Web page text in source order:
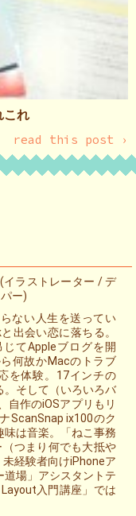
これ
read this post ›
ラストレーター / デ
ー)
ない人生を送ってい
出会い恋に落ちる。
てAppleブログを開
何故かMacのトラブ
を体験。17インチの
。そして（いろいろバ
自作のiOSアプリもリ
ScanSnap ix100のク
味は音楽。「ねこ事務
つまり何でも大抵や
経験者向けiPhoneア
場」アシスタントテ
入門講座」では